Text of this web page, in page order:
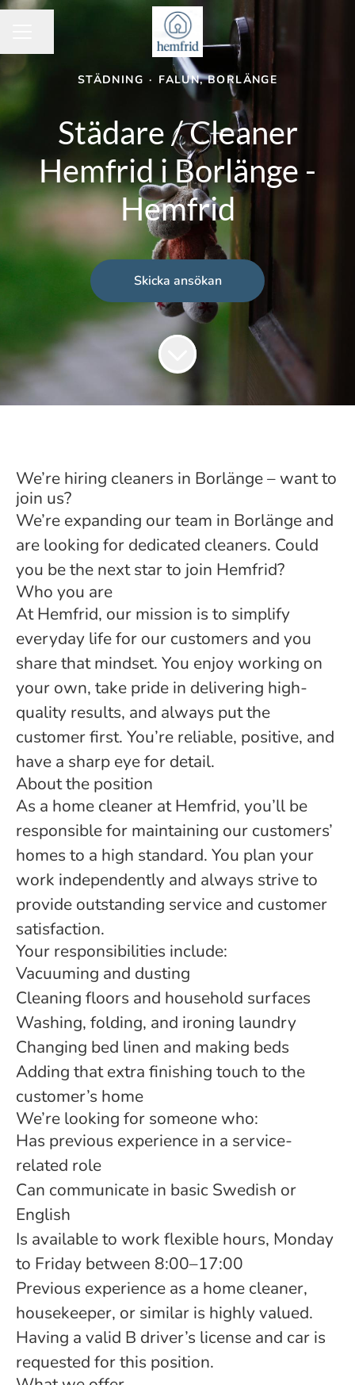
STÄDNING · FALUN, BORLÄNGE
Städare / Cleaner
Hemfrid i Borlänge -
Hemfrid
Skicka ansökan
We’re hiring cleaners in Borlänge – want to
join us?
We’re expanding our team in Borlänge and
are looking for dedicated cleaners. Could
you be the next star to join Hemfrid?
Who you are
At Hemfrid, our mission is to simplify
everyday life for our customers and you
share that mindset. You enjoy working on
your own, take pride in delivering high-
quality results, and always put the
customer first. You’re reliable, positive, and
have a sharp eye for detail.
About the position
As a home cleaner at Hemfrid, you’ll be
responsible for maintaining our customers’
homes to a high standard. You plan your
work independently and always strive to
provide outstanding service and customer
satisfaction.
Your responsibilities include:
Vacuuming and dusting
Cleaning floors and household surfaces
Washing, folding, and ironing laundry
Changing bed linen and making beds
Adding that extra finishing touch to the
customer’s home
We’re looking for someone who:
Has previous experience in a service-
related role
Can communicate in basic Swedish or
English
Is available to work flexible hours, Monday
to Friday between 8:00–17:00
Previous experience as a home cleaner,
housekeeper, or similar is highly valued.
Having a valid B driver’s license and car is
requested for this position.